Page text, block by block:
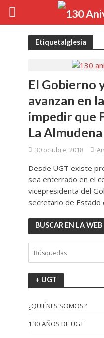
EtiquetaIglesia
El Gobierno
avanzan en
impedir que
La Almudena
30 octubre, 2018
Desde UGT existe
sea enterrado en el
vicepresidenta del
secretario de Estado
BUSCAR EN LA WEB
+ UGT
¿QUIÉNES SOMOS?
130 AÑOS DE UGT